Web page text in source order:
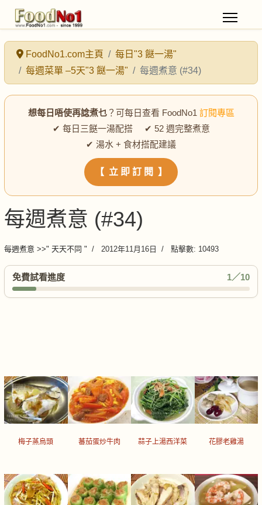
FoodNo1.com主頁
每日"3 餸一湯"
每週菜單 –5天"3 餸一湯"
每週煮意 (#34)
想每日唔使再諗煮乜？可每日查看 FoodNo1 訂閱專區
✔ 每日三餸一湯配搭 ✔ 52 週完整煮意
✔ 湯水 + 食材搭配建議
【 立 即 訂 閱 】
每週煮意 (#34)
每週煮意 >>" 天天不同 " 2012年11月16日 點擊數: 10493
免費試看進度 1／10
梅子蒸烏頭 蕃茄蛋炒牛肉 蒜子上湯西洋菜 花膠老雞湯